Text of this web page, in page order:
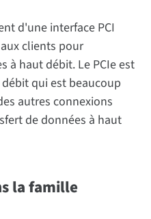
d'une interface PCI
clients pour
à haut débit. Le PCIe est
qui est beaucoup
autres connexions
de données à haut
la famille